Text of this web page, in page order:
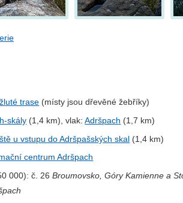
trase (místy jsou dřevěné žebříky)
skály (1,4 km), vlak:Adršpach (1,7 km)
u vstupu do Adršpašských skal (1,4 km)
centrum Adršpach
000): č. 26Broumovsko, Góry Kamienne a